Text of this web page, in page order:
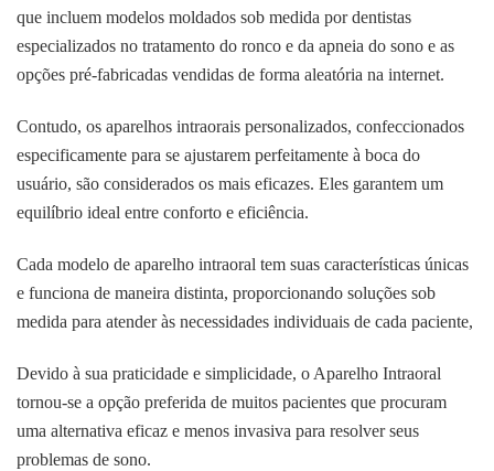
que incluem modelos moldados sob medida por dentistas
especializados no tratamento do ronco e da apneia do sono e as
opções pré-fabricadas vendidas de forma aleatória na internet.
Contudo, os aparelhos intraorais personalizados, confeccionados
especificamente para se ajustarem perfeitamente à boca do
usuário, são considerados os mais eficazes. Eles garantem um
equilíbrio ideal entre conforto e eficiência.
Cada modelo de aparelho intraoral tem suas características únicas
e funciona de maneira distinta, proporcionando soluções sob
medida para atender às necessidades individuais de cada paciente,
Devido à sua praticidade e simplicidade, o Aparelho Intraoral
tornou-se a opção preferida de muitos pacientes que procuram
uma alternativa eficaz e menos invasiva para resolver seus
problemas de sono.